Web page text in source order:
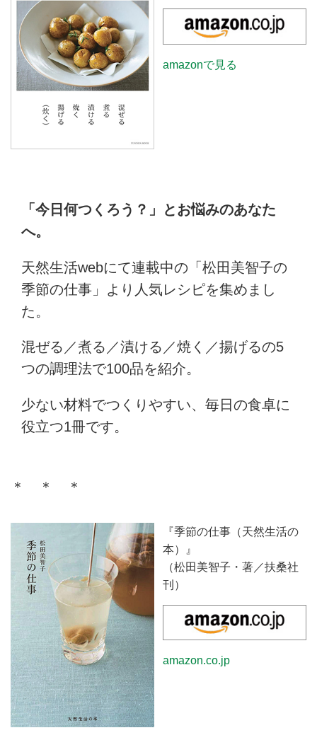
amazonで見る
「今日何つくろう？」とお悩みのあなた
へ。
天然生活webにて連載中の「松田美智子の
季節の仕事」より人気レシピを集めまし
た。
混ぜる／煮る／漬ける／焼く／揚げるの5
つの調理法で100品を紹介。
少ない材料でつくりやすい、毎日の食卓に
役立つ1冊です。
＊ ＊ ＊
『季節の仕事（天然生活の
本）』
（松田美智子・著／扶桑社
刊）
amazon.co.jp